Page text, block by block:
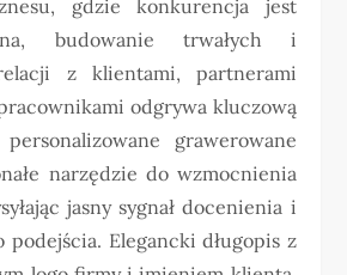
gdzie konkurencja jest
budowanie trwałych i
z klientami, partnerami
odgrywa kluczową
grawerowane
narzędzie do wzmocnienia
jasny sygnał docenienia i
podejścia. Elegancki długopis z